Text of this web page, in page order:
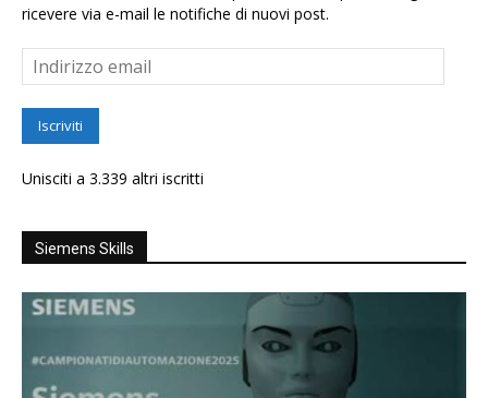
ricevere via e-mail le notifiche di nuovi post.
Indirizzo
email
Iscriviti
Unisciti a 3.339 altri iscritti
Siemens Skills